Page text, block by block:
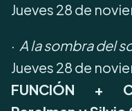
Jueves 28 de
· A la sombra del
Jueves 28 de
FUNCIÓN +